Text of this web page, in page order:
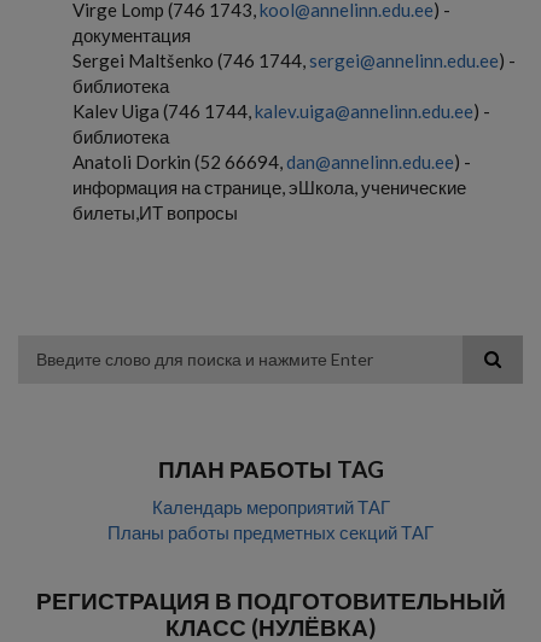
Virge Lomp (746 1743,kool@annelinn.edu.ee) -
документация
Sergei Maltšenko (746 1744,sergei@annelinn.edu.ee) -
библиотека
Kalev Uiga (746 1744,kalev.uiga@annelinn.edu.ee) -
библиотека
Anatoli Dorkin (52 66694,dan@annelinn.edu.ee) -
информация на странице, эШкола, ученические
билеты,ИТ вопросы
ПЛАН РАБОТЫ TAG
Календарь мероприятий ТАГ
Планы работы предметных секций ТАГ
РЕГИСТРАЦИЯ В ПОДГОТОВИТЕЛЬНЫЙ
КЛАСС (НУЛЁВКА)